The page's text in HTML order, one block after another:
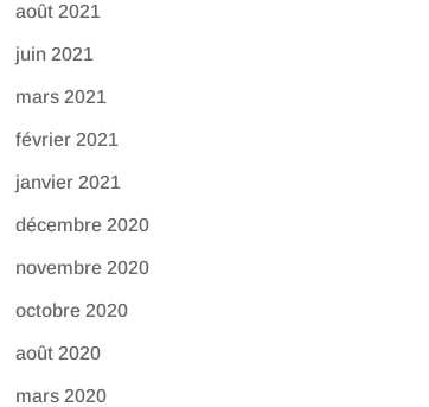
août 2021
juin 2021
mars 2021
février 2021
janvier 2021
décembre 2020
novembre 2020
octobre 2020
août 2020
mars 2020